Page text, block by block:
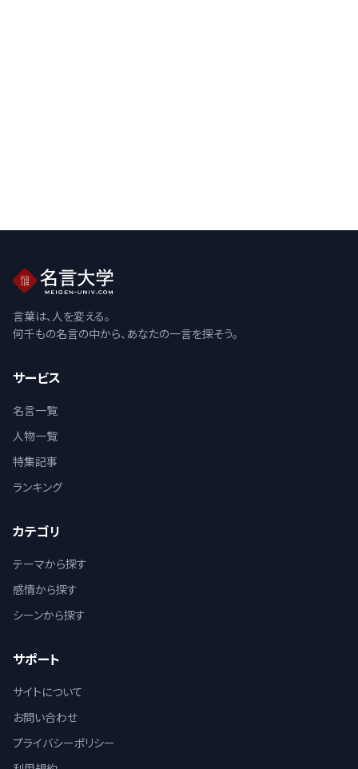
言葉は、人を変える。
何千もの名言の中から、あなたの一言を探そう。
サービス
名言一覧
人物一覧
特集記事
ランキング
カテゴリ
テーマから探す
感情から探す
シーンから探す
サポート
サイトについて
お問い合わせ
プライバシーポリシー